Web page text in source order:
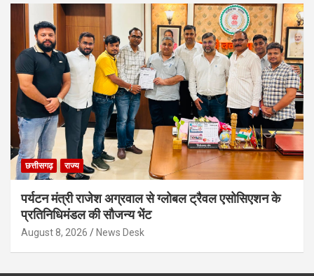
छत्तीसगढ़ राज्य
पर्यटन मंत्री राजेश अग्रवाल से ग्लोबल ट्रैवल एसोसिएशन के
प्रतिनिधिमंडल की सौजन्य भेंट
August 8, 2026 News Desk